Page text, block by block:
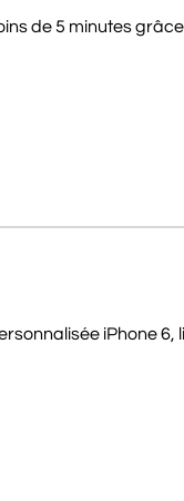
de 5 minutes
iPhone 6,